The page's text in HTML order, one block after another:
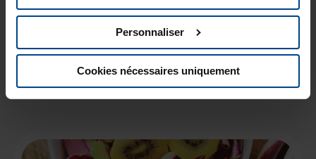
Personnaliser
Cookies nécessaires uniquement
Salade de crevettes et tartare de kiwi
en savoir plus